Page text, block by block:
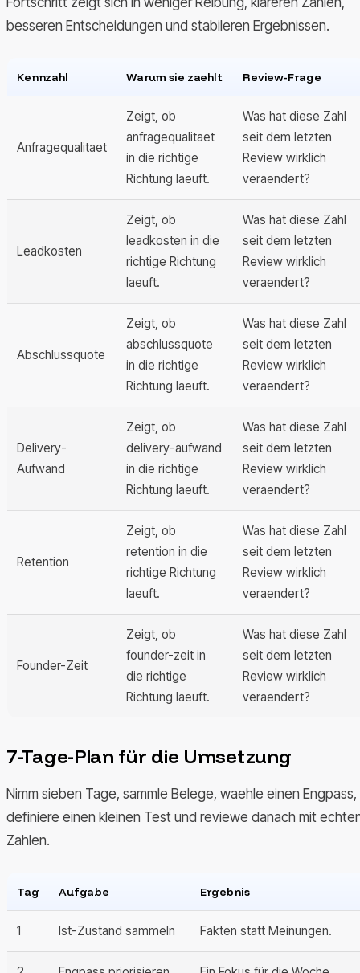
besseren Entscheidungen und stabileren Ergebnissen.
Kennzahl Warum sie zaehlt Review-Frage
Anfragequalitaet
Zeigt, ob
anfragequalitaet
in die richtige
Richtung laeuft.
Was hat diese Zahl
seit dem letzten
Review wirklich
veraendert?
Leadkosten
Zeigt, ob
leadkosten in die
richtige Richtung
laeuft.
Was hat diese Zahl
seit dem letzten
Review wirklich
veraendert?
Abschlussquote
Zeigt, ob
abschlussquote
in die richtige
Richtung laeuft.
Was hat diese Zahl
seit dem letzten
Review wirklich
veraendert?
Delivery-
Aufwand
Zeigt, ob
delivery-aufwand
in die richtige
Richtung laeuft.
Was hat diese Zahl
seit dem letzten
Review wirklich
veraendert?
Retention
Zeigt, ob
retention in die
richtige Richtung
laeuft.
Was hat diese Zahl
seit dem letzten
Review wirklich
veraendert?
Founder-Zeit
Zeigt, ob
founder-zeit in
die richtige
Richtung laeuft.
Was hat diese Zahl
seit dem letzten
Review wirklich
veraendert?
7-Tage-Plan für die Umsetzung
Nimm sieben Tage, sammle Belege, waehle einen Engpass,
definiere einen kleinen Test und reviewe danach mit
Zahlen.
Tag Aufgabe Ergebnis
1 Ist-Zustand sammeln Fakten statt Meinungen.